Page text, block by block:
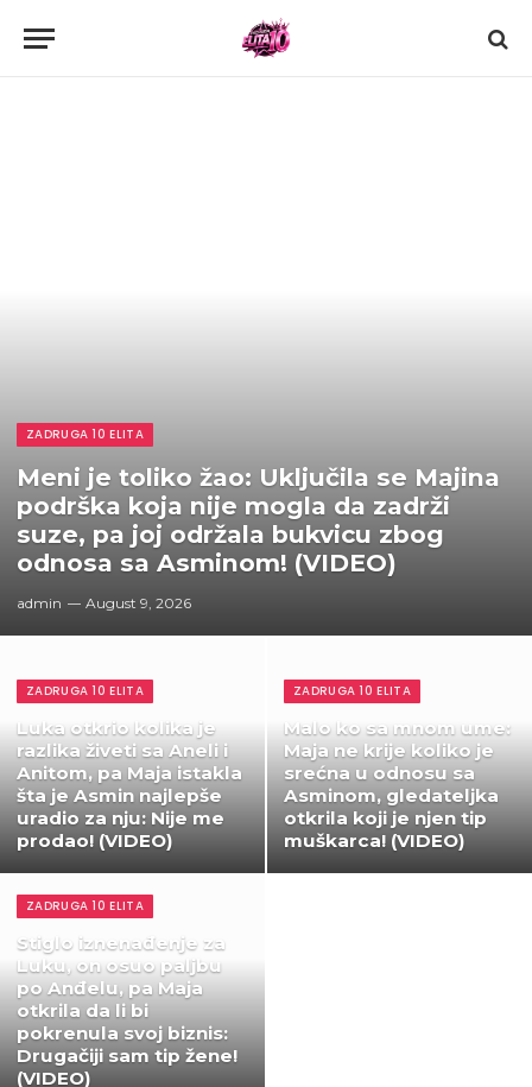
ZADRUGA 10 ELITA
Meni je toliko žao: Uključila se Majina
podrška koja nije mogla da zadrži
suze, pa joj održala bukvicu zbog
odnosa sa Asminom! (VIDEO)
admin August 9, 2026
ZADRUGA 10 ELITA
Luka otkrio kolika je
razlika živeti sa Aneli i
Anitom, pa Maja istakla
šta je Asmin najlepše
uradio za nju: Nije me
prodao! (VIDEO)
ZADRUGA 10 ELITA
Malo ko sa mnom ume:
Maja ne krije koliko je
srećna u odnosu sa
Asminom, gledateljka
otkrila koji je njen tip
muškarca! (VIDEO)
ZADRUGA 10 ELITA
Stiglo iznenađenje za
Luku, on osuo paljbu
po Anđelu, pa Maja
otkrila da li bi
pokrenula svoj biznis:
Drugačiji sam tip žene!
(VIDEO)